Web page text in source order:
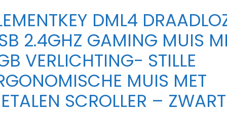
DML4
2.4GHZ GAMING MUIS
VERLICHTING- STILLE
MUIS MET
SCROLLER – ZWART